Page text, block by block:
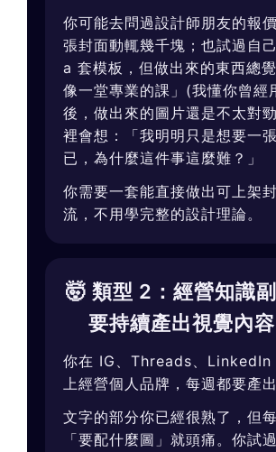
你可能去問過設計師朋友的報
張封面動輒幾千塊；也試過自
a 套模板，但做出來的東西總
像一堂專業的課」(我懂你曾經
後，做出來的圖片還是不太對
裡會想：「我明明只是想要一
已，為什麼這件事這麼難？」
你需要一套能直接做出可上架
流，不用學完整的設計理論。
🤯 類型 2：經營知識
要持續產出視覺內
你在 IG、Threads、LinkedIn
上經營個人品牌，每週都要產出
文字的部分你已經很熟了，但
「要配什麼圖」就頭痛。你試